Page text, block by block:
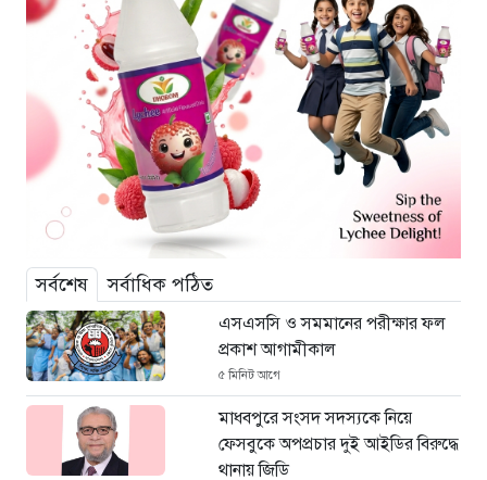
সর্বশেষ সর্বাধিক পঠিত
এসএসসি ও সমমানের পরীক্ষার ফল
প্রকাশ আগামীকাল
৫ মিনিট আগে
মাধবপুরে সংসদ সদস্যকে নিয়ে
ফেসবুকে অপপ্রচার দুই আইডির বিরুদ্ধে
থানায় জিডি